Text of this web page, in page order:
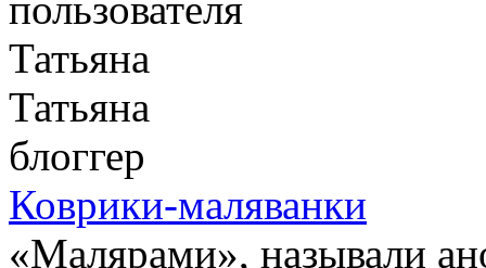
Татьяна
блоггер
Коврики-маляванки
«Малярами», называли